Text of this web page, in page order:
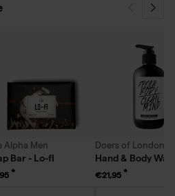
Alpha Men
Bar - Lo-fI
Doers of London
Hand & Body
€21,95